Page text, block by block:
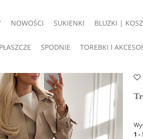
NOWOŚCI SUKIENKI BLUZKI |
SPODNIE TOREBKI I
1 -